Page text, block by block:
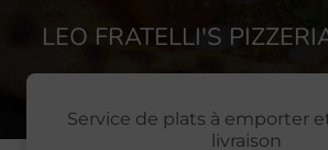
LEO FRATELLI'S
Service de plats à emporter
livraison